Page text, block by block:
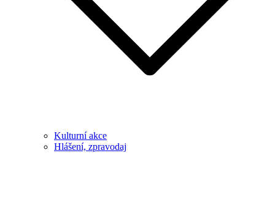
Kulturní akce
Hlášení, zpravodaj